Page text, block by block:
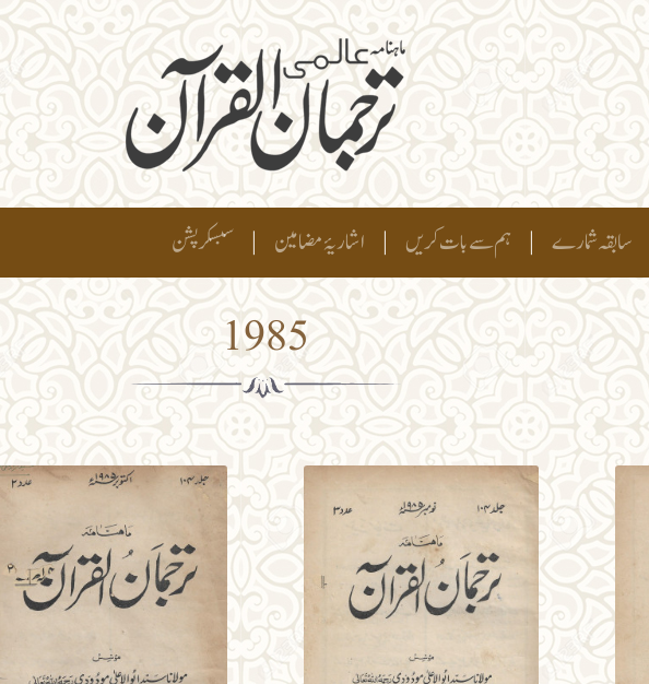
سابقہ شمارے | ہم سے بات کریں | اشاریۂ مضامین | سبسکرپشن
1985